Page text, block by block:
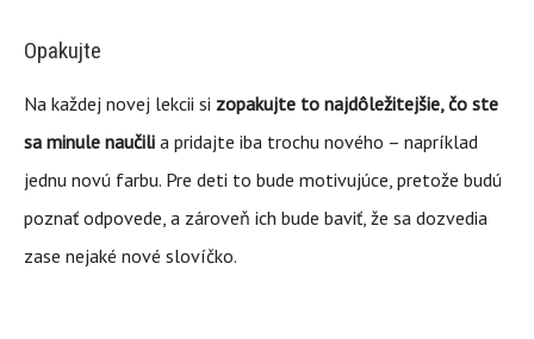
Opakujte
Na každej novej lekcii si zopakujte to najdôležitejšie, čo ste
sa minule naučili a pridajte iba trochu nového – napríklad
jednu novú farbu. Pre deti to bude motivujúce, pretože budú
poznať odpovede, a zároveň ich bude baviť, že sa dozvedia
zase nejaké nové slovíčko.